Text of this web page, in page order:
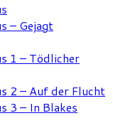
– Gejagt
1 – Tödlicher
2 – Auf der Flucht
3 – In Blakes